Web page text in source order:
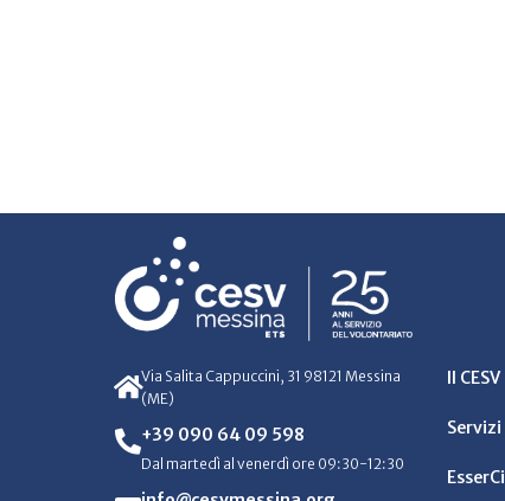
Via Salita Cappuccini, 31 98121 Messina
(ME)
+39 090 64 09 598
Dal martedì al venerdì ore 09:30-12:30
Il CESV
Servizi
EsserCi